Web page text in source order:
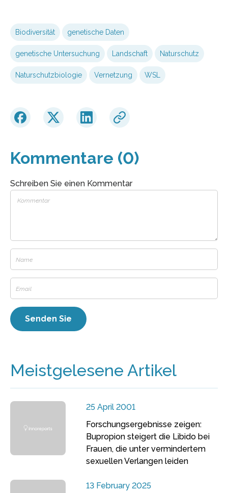
Biodiversität genetische Daten
genetische Untersuchung Landschaft Naturschutz
Naturschutzbiologie Vernetzung WSL
Kommentare (0)
Schreiben Sie einen Kommentar
Meistgelesene Artikel
25 April 2001
Forschungsergebnisse zeigen:
Bupropion steigert die Libido bei
Frauen, die unter vermindertem
sexuellen Verlangen leiden
13 February 2025